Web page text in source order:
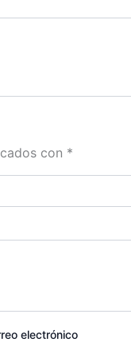
con *
electrónico